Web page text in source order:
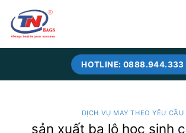
content
HOTLINE: 0888.944.333
DỊCH VỤ MAY THEO YÊU CẦU
sản xuất ba lô học sinh